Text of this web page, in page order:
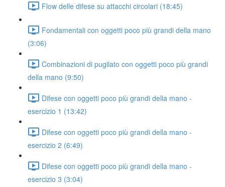
Flow delle difese su attacchi circolari (18:45)
Fondamentali con oggetti poco più grandi della mano
(3:06)
Combinazioni di pugilato con oggetti poco più grandi
della mano (9:50)
Difese con oggetti poco più grandi della mano -
esercizio 1 (13:42)
Difese con oggetti poco più grandi della mano -
esercizio 2 (6:49)
Difese con oggetti poco più grandi della mano -
esercizio 3 (3:04)